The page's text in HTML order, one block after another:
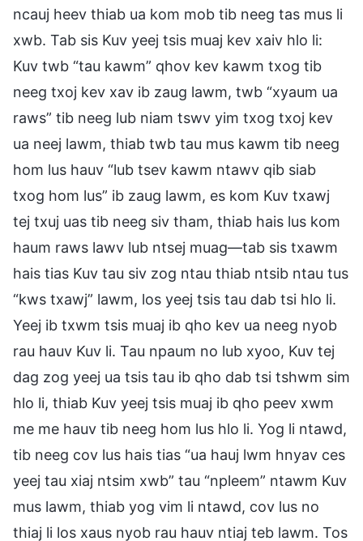
ncauj heev thiab ua kom mob tib neeg tas mus li
xwb. Tab sis Kuv yeej tsis muaj kev xaiv hlo li:
Kuv twb “tau kawm” qhov kev kawm txog tib
neeg txoj kev xav ib zaug lawm, twb “xyaum ua
raws” tib neeg lub niam tswv yim txog txoj kev
ua neej lawm, thiab twb tau mus kawm tib neeg
hom lus hauv “lub tsev kawm ntawv qib siab
txog hom lus” ib zaug lawm, es kom Kuv txawj
tej txuj uas tib neeg siv tham, thiab hais lus kom
haum raws lawv lub ntsej muag—tab sis txawm
hais tias Kuv tau siv zog ntau thiab ntsib ntau tus
“kws txawj” lawm, los yeej tsis tau dab tsi hlo li.
Yeej ib txwm tsis muaj ib qho kev ua neeg nyob
rau hauv Kuv li. Tau npaum no lub xyoo, Kuv tej
dag zog yeej ua tsis tau ib qho dab tsi tshwm sim
hlo li, thiab Kuv yeej tsis muaj ib qho peev xwm
me me hauv tib neeg hom lus hlo li. Yog li ntawd,
tib neeg cov lus hais tias “ua hauj lwm hnyav ces
yeej tau xiaj ntsim xwb” tau “npleem” ntawm Kuv
mus lawm, thiab yog vim li ntawd, cov lus no
thiaj li los xaus nyob rau hauv ntiaj teb lawm. Tos